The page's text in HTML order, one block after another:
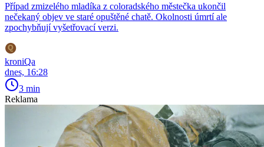
Případ zmizelého mladíka z coloradského městečka ukončil
nečekaný objev ve staré opuštěné chatě. Okolnosti úmrtí ale
zpochybňují vyšetřovací verzi.
kroniQa
dnes, 16:28
3 min
Reklama